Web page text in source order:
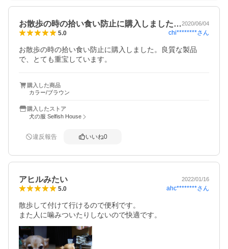
お散歩の時の拾い食い防止に購入しました…2020/06/04
5.0 chi********さん
お散歩の時の拾い食い防止に購入しました。良質な製品
で、とても重宝しています。
購入した商品
カラー/ブラウン
購入したストア
犬の服 Selfish House
違反報告 いいね0
アヒルみたい 2022/01/16
5.0 ahc********さん
散歩して付けて行けるので便利です。
また人に噛みついたりしないので快適です。